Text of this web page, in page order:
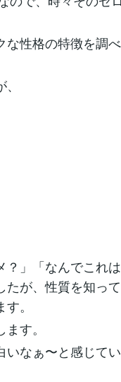
性格の特徴を調
」「なんでこれ
が、性質を知っ
。
す。
いなぁ〜と感じて